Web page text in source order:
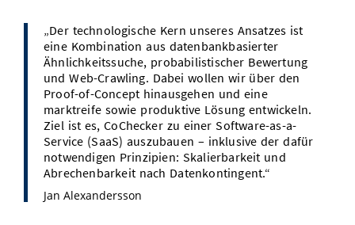
„Der technologische Kern unseres Ansatzes ist
eine Kombination aus datenbankbasierter
Ähnlichkeitssuche, probabilistischer Bewertung
und Web-Crawling. Dabei wollen wir über den
Proof-of-Concept hinausgehen und eine
marktreife sowie produktive Lösung entwickeln.
Ziel ist es, CoChecker zu einer Software-as-a-
Service (SaaS) auszubauen – inklusive der dafür
notwendigen Prinzipien: Skalierbarkeit und
Abrechenbarkeit nach Datenkontingent.“
Jan Alexandersson